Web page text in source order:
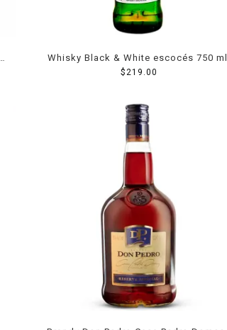
Whisky Black & White escocés 750 ml
$219.00